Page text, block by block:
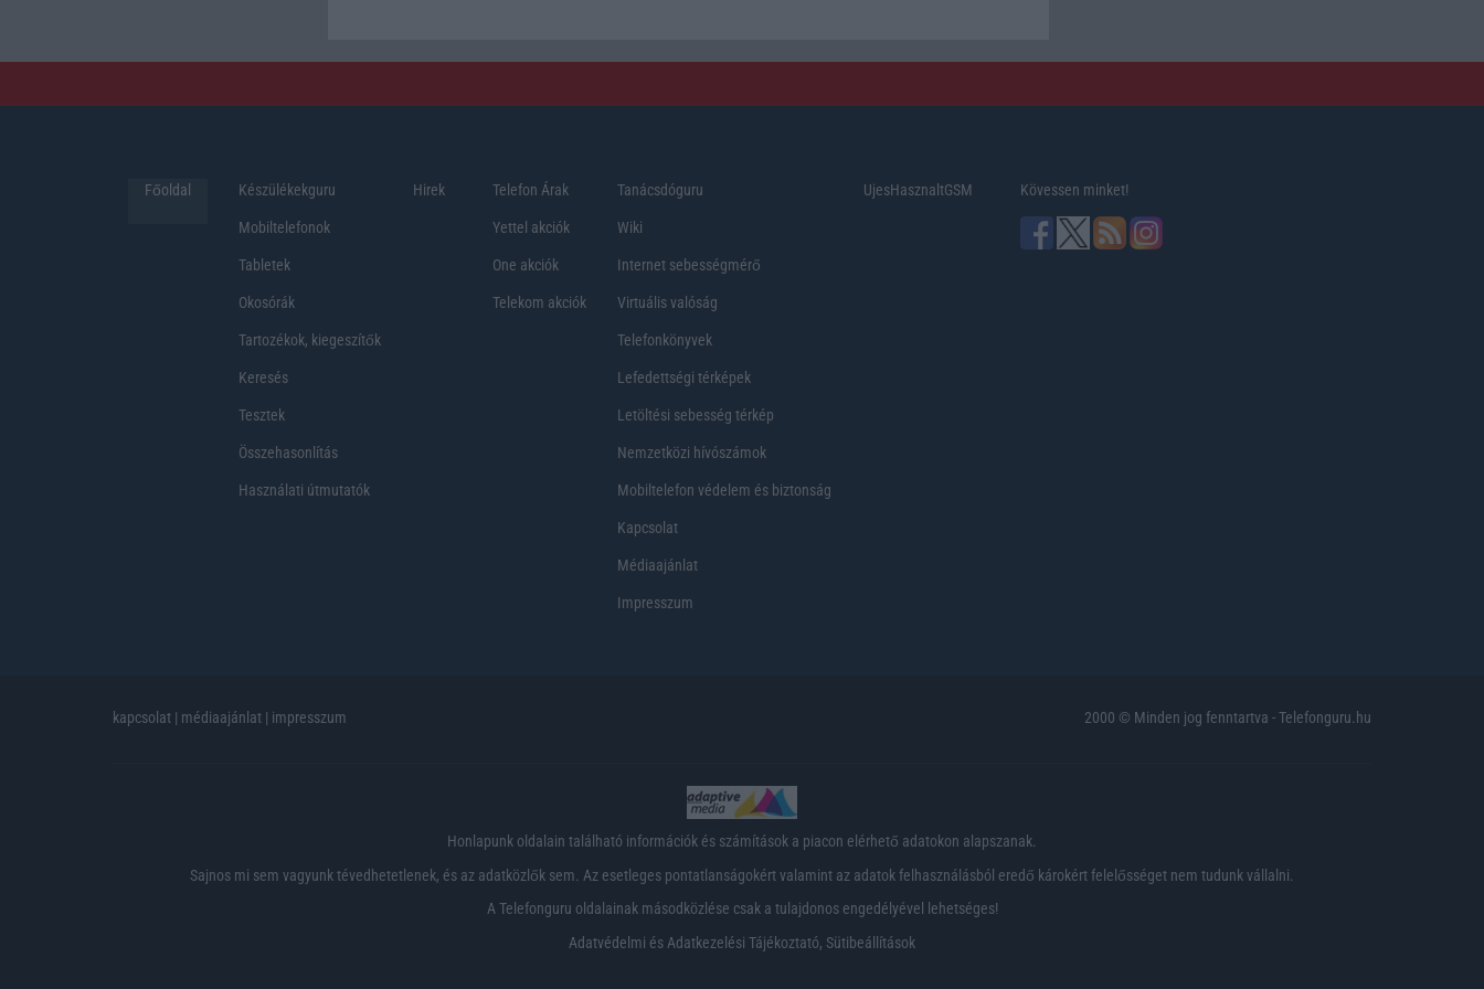
Főoldal Készülékekguru
Mobiltelefonok
Tabletek
Okosórák
Tartozékok, kiegeszítők
Keresés
Tesztek
Összehasonlítás
Használati útmutatók
Hirek Telefon Árak
Yettel akciók
One akciók
Telekom akciók
Tanácsdóguru
Wiki
Internet sebességmérő
Virtuális valóság
Telefonkönyvek
Lefedettségi térképek
Letöltési sebesség térkép
Nemzetközi hívószámok
Mobiltelefon védelem és biztonság
Kapcsolat
Médiaajánlat
Impresszum
UjesHasznaltGSM Kövessen minket!
kapcsolat | médiaajánlat | impresszum 2000 © Minden jog fenntartva - Telefonguru.hu
Honlapunk oldalain található információk és számítások a piacon elérhető adatokon alapszanak.
Sajnos mi sem vagyunk tévedhetetlenek, és az adatközlők sem. Az esetleges pontatlanságokért valamint az adatok felhasználásból eredő károkért felelősséget nem tudunk vállalni.
A Telefonguru oldalainak másodközlése csak a tulajdonos engedélyével lehetséges!
Adatvédelmi és Adatkezelési Tájékoztató, Sütibeállítások